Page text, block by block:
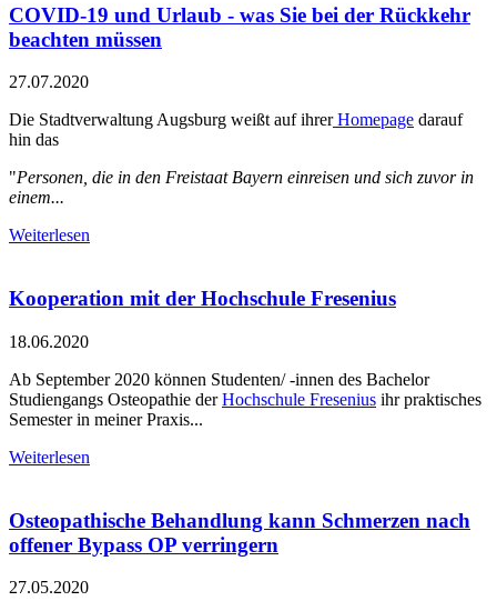
COVID-19 und Urlaub - was Sie bei der Rückkehr
beachten müssen
27.07.2020
Die Stadtverwaltung Augsburg weißt auf ihrerHomepage darauf
hin das
"Personen, die in den Freistaat Bayern einreisen und sich zuvor in
einem...
Weiterlesen
Kooperation mit der Hochschule Fresenius
18.06.2020
Ab September 2020 können Studenten/ -innen des Bachelor
Studiengangs Osteopathie derHochschule Fresenius ihr praktisches
Semester in meiner Praxis...
Weiterlesen
Osteopathische Behandlung kann Schmerzen nach
offener Bypass OP verringern
27.05.2020